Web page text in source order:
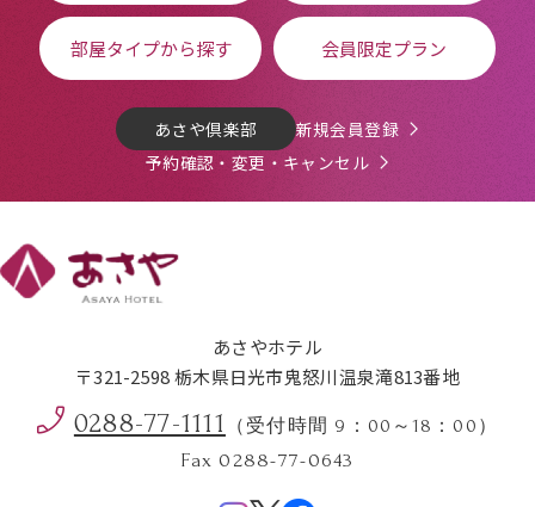
部屋タイプから探す 会員限定プラン
あさや倶楽部
新規会員登録
予約確認・変更・キャンセル
あさやホテル
〒321-2598 栃木県日光市鬼怒川温泉滝813番地
0288-77-1111 （受付時間 9：00～18：00）
Fax 0288-77-0643